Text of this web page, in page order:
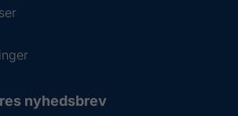
nyhedsbrev